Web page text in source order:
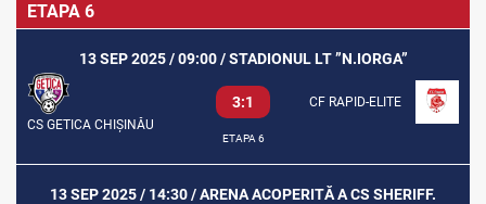
ETAPA 6
13 SEP 2025 / 09:00 / STADIONUL LT ”N.IORGA”
CS GETICA CHIȘINĂU
3:1 CF RAPID-ELITE
ETAPA 6
13 SEP 2025 / 14:30 / ARENA ACOPERITĂ A CS SHERIFF.